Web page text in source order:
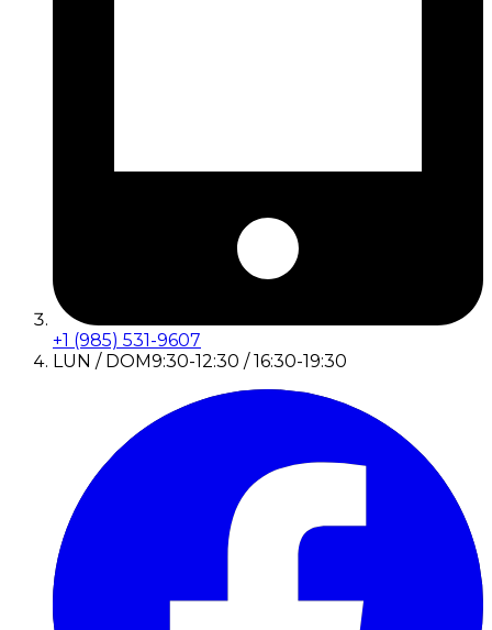
+1 (985) 531-9607
LUN / DOM9:30-12:30 / 16:30-19:30